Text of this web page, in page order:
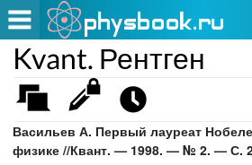
Kvant. Рентген
Васильев А. Первый лауреат
физике //Квант. — 1998. — № 2. — С.